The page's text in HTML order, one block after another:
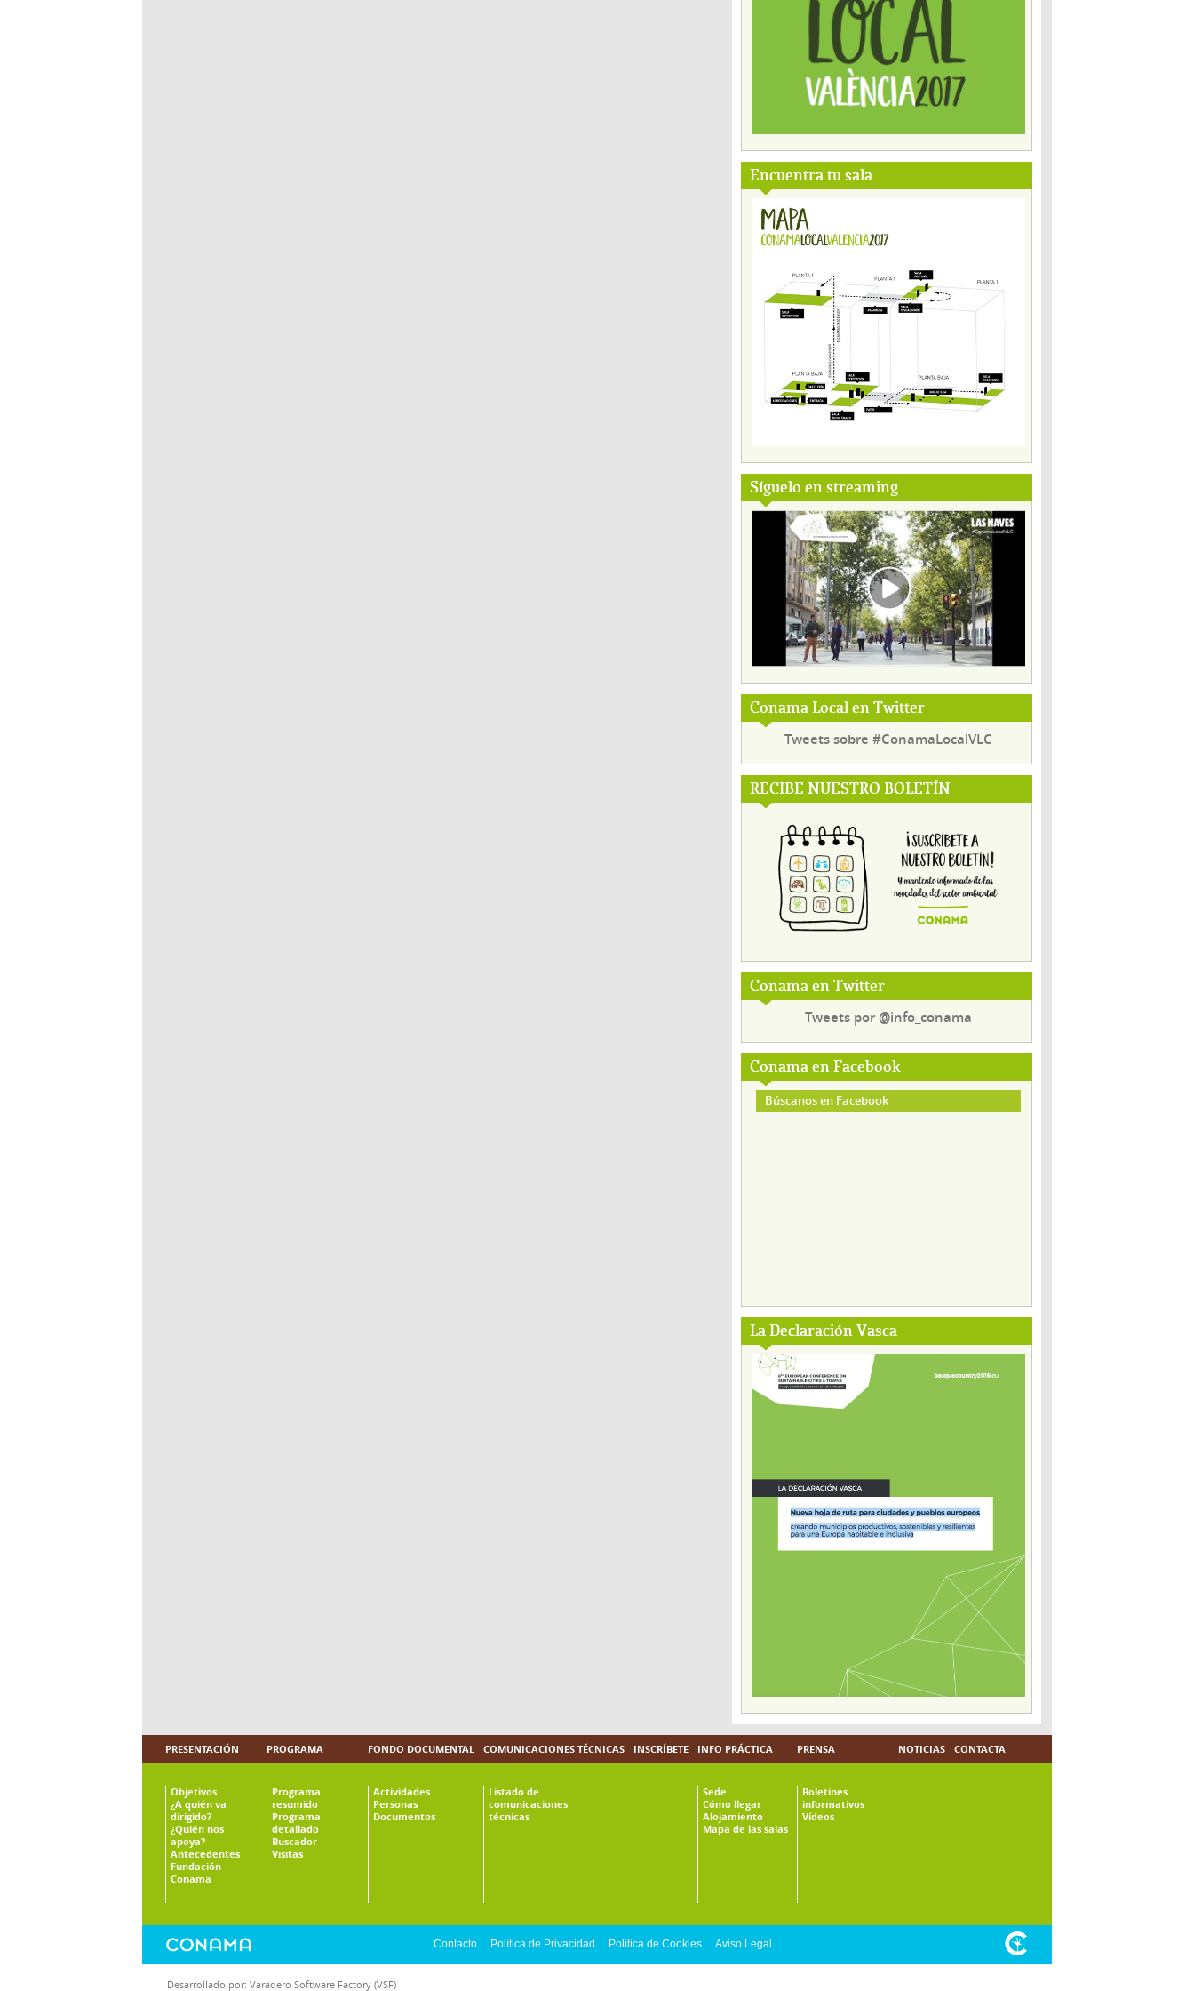
Encuentra tu sala
Síguelo en streaming
Conama Local en Twitter
Tweets sobre #ConamaLocalVLC
RECIBE NUESTRO BOLETÍN
Conama en Twitter
Tweets por @info_conama
Conama en Facebook
Búscanos en Facebook
La Declaración Vasca
PRESENTACIÓN
Objetivos
¿A quién va
dirigido?
¿Quién nos
apoya?
Antecedentes
Fundación
Conama
PROGRAMA
Programa
resumido
Programa
detallado
Buscador
Visitas
FONDO DOCUMENTAL
Actividades
Personas
Documentos
COMUNICACIONES TÉCNICAS
Listado de
comunicaciones
técnicas
INSCRÍBETE INFO PRÁCTICA
Sede
Cómo llegar
Alojamiento
Mapa de las salas
PRENSA
Boletines
informativos
Vídeos
NOTICIAS CONTACTA
Contacto Política de Privacidad Política de Cookies Aviso Legal
Desarrollado por: Varadero Software Factory (VSF)